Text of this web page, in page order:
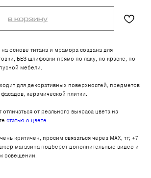
в корзину
основе титана и мрамора создана для
БЕЗ шлифовки прямо по лаку, по краске, по
мебели.
для декоративных поверхностей, предметов
керамической плитки.
от реального выкраса цвета на
статью о цвете
критичен, просим связаться через MAX, тг; +7
магазина подберет дополнительные видео и
освещении.